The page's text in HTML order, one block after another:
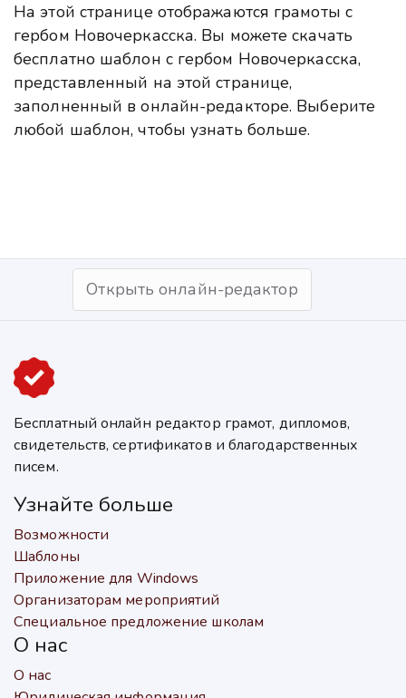
На этой странице отображаются грамоты с
гербом Новочеркасска. Вы можете скачать
бесплатно шаблон с гербом Новочеркасска,
представленный на этой странице,
заполненный в онлайн-редакторе. Выберите
любой шаблон, чтобы узнать больше.
Открыть онлайн-редактор
Бесплатный онлайн редактор грамот, дипломов,
свидетельств, сертификатов и благодарственных
писем.
Узнайте больше
Возможности
Шаблоны
Приложение для Windows
Организаторам мероприятий
Специальное предложение школам
О нас
О нас